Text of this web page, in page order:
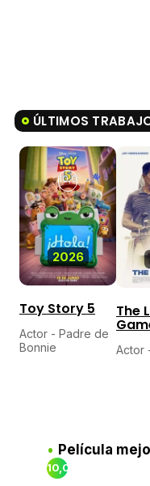
ÚLTIMOS
2026
10,0
Toy Story 5
Actor - Padre de
Bonnie
The
Actor
Película
10,0